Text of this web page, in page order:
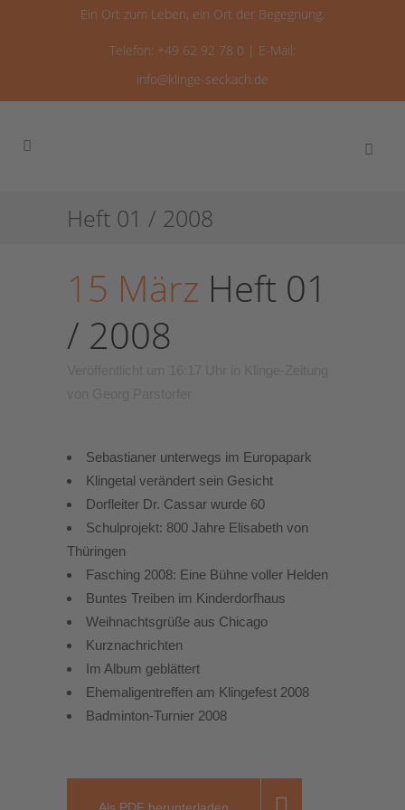
Ein Ort zum Leben, ein Ort der Begegnung.
Telefon: +49 62 92 78 0 | E-Mail:
info@klinge-seckach.de
Heft 01 / 2008
15 März Heft 01
/ 2008
Sebastianer unterwegs im Europapark
Klingetal verändert sein Gesicht
Dorfleiter Dr. Cassar wurde 60
Schulprojekt: 800 Jahre Elisabeth von
Thüringen
Fasching 2008: Eine Bühne voller Helden
Buntes Treiben im Kinderdorfhaus
Weihnachtsgrüße aus Chicago
Kurznachrichten
Im Album geblättert
Ehemaligentreffen am Klingefest 2008
Badminton-Turnier 2008